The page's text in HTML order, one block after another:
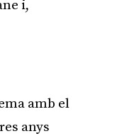
i,
amb el
anys